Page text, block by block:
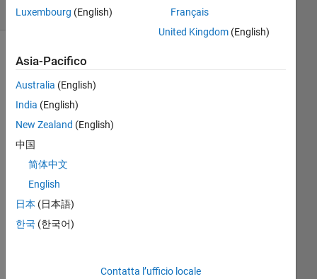
(30 giorni)
en i
run
the
Luxembourg (English)
Français
United Kingdom(English)
Asia-Pacifico
Australia (English)
India (English)
New Zealand (English)
中国
简体中文
English
日本 (日本語)
한국 (한국어)
Contatta l’ufficio locale